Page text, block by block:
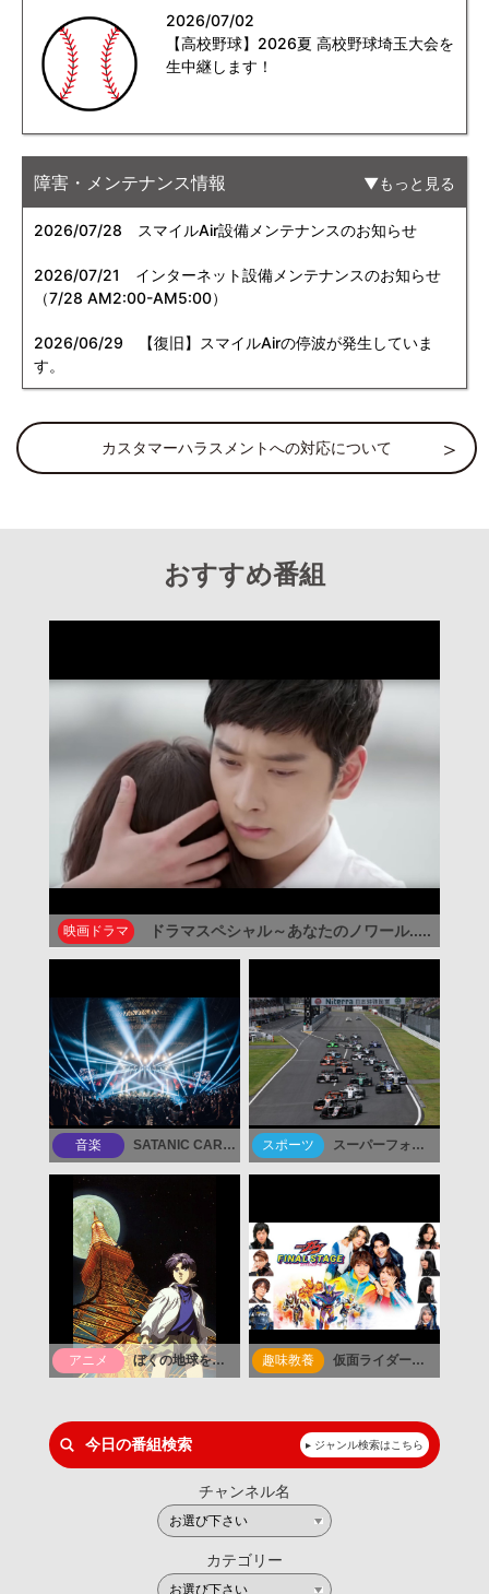
2026/07/02
【高校野球】2026夏 高校野球埼玉大会を
生中継します！
障害・メンテナンス情報 もっと見る
2026/07/28 スマイルAir設備メンテナンスのお知らせ
2026/07/21
インターネット設備メンテナンスのお知らせ
（7/28 AM2:00-AM5:00）
2026/06/29 【復旧】スマイルAirの停波が発生していま
す。
カスタマーハラスメントへの対応について
おすすめ番組